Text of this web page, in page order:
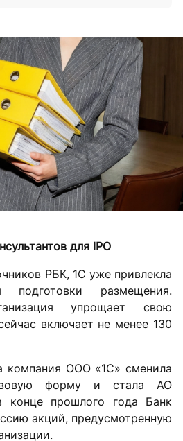
для IPO
РБК, 1С уже привлекла
подготовки размещения.
упрощает свою
включает не менее 130
компания ООО «1С» сменила
форму и стала АО
конце прошлого года Банк
акций, предусмотренную